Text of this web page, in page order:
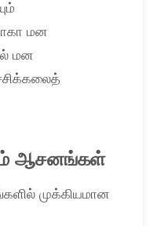
மன
மன
ஆசனங்கள்
முக்கியமான